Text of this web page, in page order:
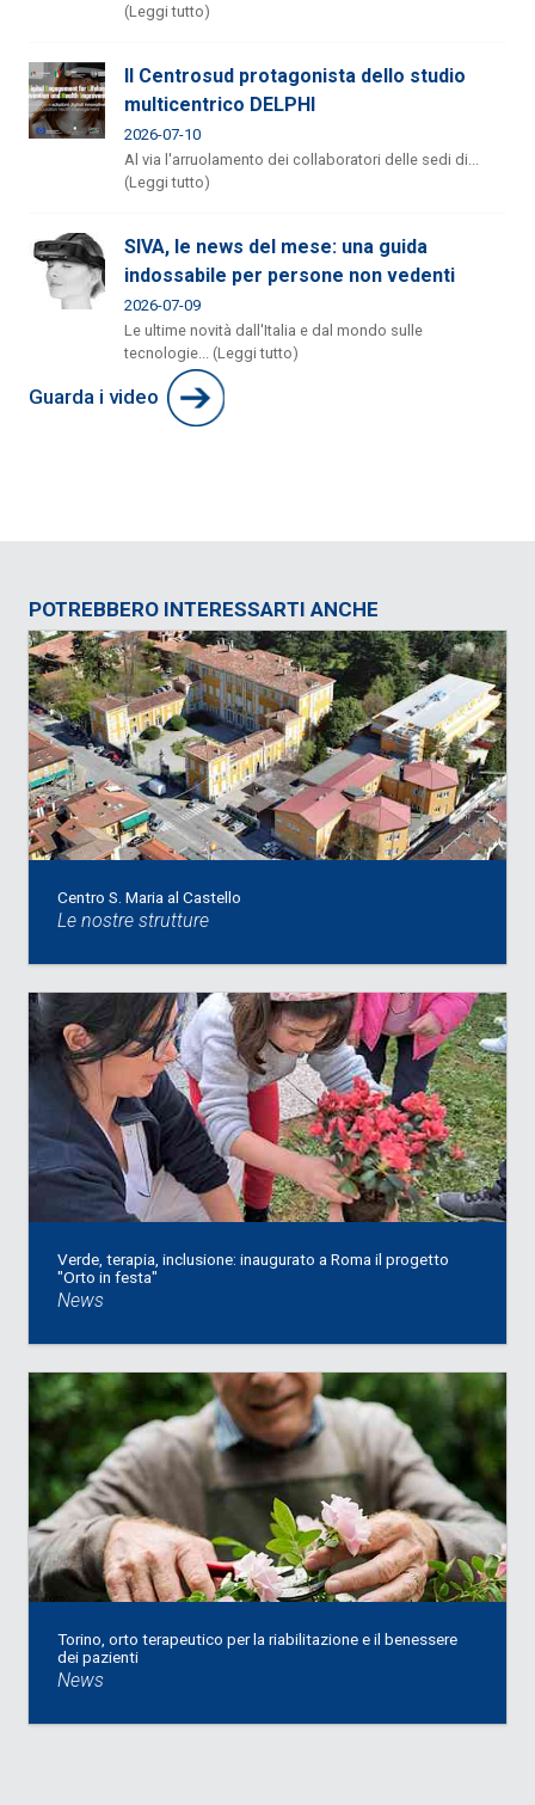
(Leggi tutto)
Il Centrosud protagonista dello studio
multicentrico DELPHI
2026-07-10
Al via l'arruolamento dei collaboratori delle sedi di...
(Leggi tutto)
SIVA, le news del mese: una guida
indossabile per persone non vedenti
2026-07-09
Le ultime novità dall'Italia e dal mondo sulle
tecnologie... (Leggi tutto)
Guarda i video
POTREBBERO INTERESSARTI ANCHE
Centro S. Maria al Castello
Le nostre strutture
Verde, terapia, inclusione: inaugurato a Roma il progetto
"Orto in festa"
News
Torino, orto terapeutico per la riabilitazione e il benessere
dei pazienti
News